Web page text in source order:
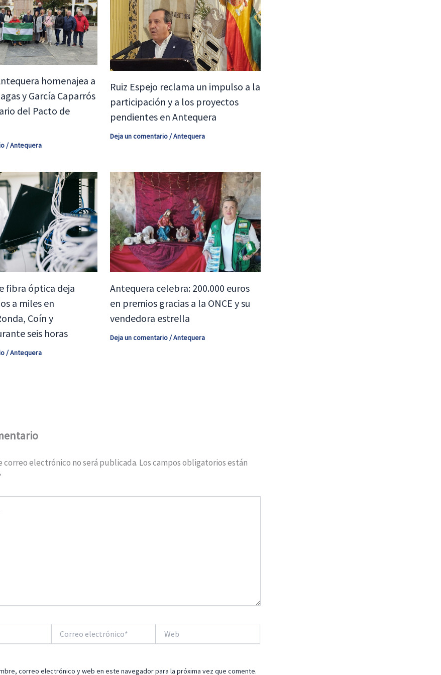
homenajea a
y García Caparrós
del Pacto de
/Antequera
Ruiz Espejo reclama un impulso a la
participación y a los proyectos
pendientes en Antequera
Deja un comentario/Antequera
fibra óptica deja
a miles en
Coín y
seis horas
/Antequera
Antequera celebra: 200.000 euros
en premios gracias a la ONCE y su
vendedora estrella
Deja un comentario/Antequera
correo electrónico no será publicada. Los campos obligatorios están
electrónico*
correo electrónico y web en este navegador para la próxima vez que comente.